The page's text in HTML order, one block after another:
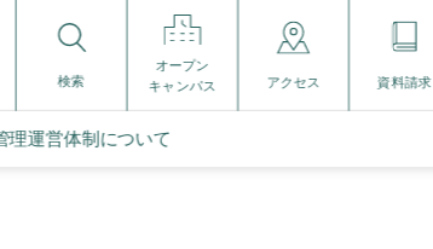
検索
オープン
キャンパス アクセス 資料請求
理運営体制について